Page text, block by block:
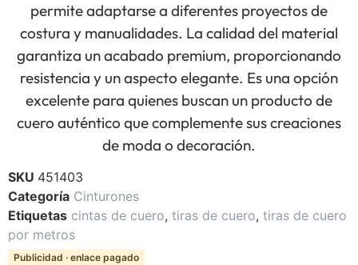
permite adaptarse a diferentes proyectos de
costura y manualidades. La calidad del material
garantiza un acabado premium, proporcionando
resistencia y un aspecto elegante. Es una opción
excelente para quienes buscan un producto de
cuero auténtico que complemente sus creaciones
de moda o decoración.
SKU 451403
Categoría Cinturones
Etiquetas cintas de cuero, tiras de cuero, tiras de cuero
por metros
Publicidad · enlace pagado